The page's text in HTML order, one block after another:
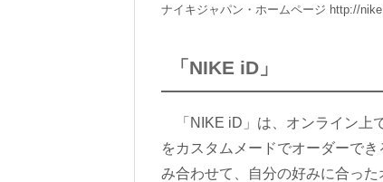
ナイキジャパン・ホームページ http://
「NIKE iD」
「NIKE iD」は、オンライン上
をカスタムメードでオーダーで
み合わせて、自分の好みに合っ